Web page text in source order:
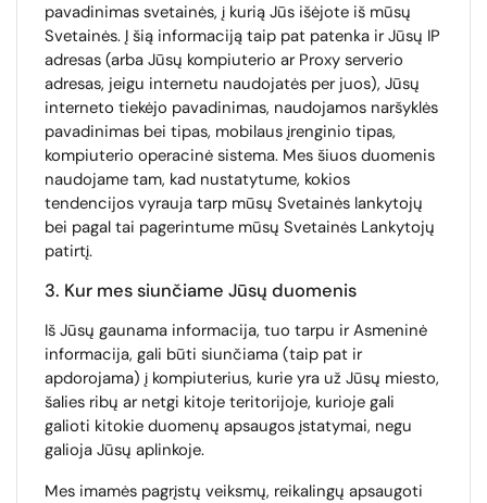
pavadinimas svetainės, į kurią Jūs išėjote iš mūsų
Svetainės. Į šią informaciją taip pat patenka ir Jūsų IP
adresas (arba Jūsų kompiuterio ar Proxy serverio
adresas, jeigu internetu naudojatės per juos), Jūsų
interneto tiekėjo pavadinimas, naudojamos naršyklės
pavadinimas bei tipas, mobilaus įrenginio tipas,
kompiuterio operacinė sistema. Mes šiuos duomenis
naudojame tam, kad nustatytume, kokios
tendencijos vyrauja tarp mūsų Svetainės lankytojų
bei pagal tai pagerintume mūsų Svetainės Lankytojų
patirtį.
3. Kur mes siunčiame Jūsų duomenis
Iš Jūsų gaunama informacija, tuo tarpu ir Asmeninė
informacija, gali būti siunčiama (taip pat ir
apdorojama) į kompiuterius, kurie yra už Jūsų miesto,
šalies ribų ar netgi kitoje teritorijoje, kurioje gali
galioti kitokie duomenų apsaugos įstatymai, negu
galioja Jūsų aplinkoje.
Mes imamės pagrįstų veiksmų, reikalingų apsaugoti